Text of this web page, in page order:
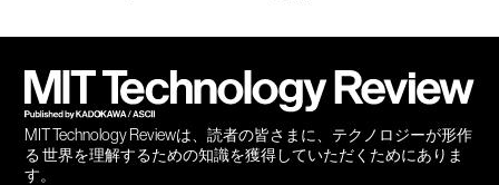
MIT Technology Reviewは、読者の皆さまに、テクノロジーが形作
る 世界を理解するための知識を獲得していただくためにありま
す。